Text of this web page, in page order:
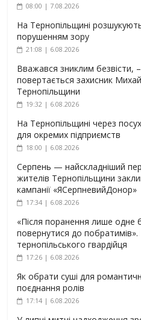
08:00 | 7.08.2026
На Тернопільщині
порушенням зору
21:08 | 6.08.2026
Вважався зниклим безвісти,
повертається захисник
Тернопільщини
19:32 | 6.08.2026
На Тернопільщині через
для окремих підприємств
18:00 | 6.08.2026
Серпень — найскладніший
жителів Тернопільщини
кампанії «ЯСерпневийДонор»
17:34 | 6.08.2026
«Після поранення лише одне
повернутися до побратимів».
тернопільського гвардійця
17:26 | 6.08.2026
Як обрати суші для
поєднання ролів
17:14 | 6.08.2026